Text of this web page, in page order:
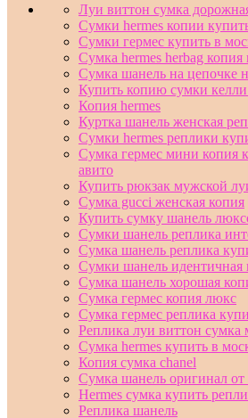
Луи виттон сумка
Сумки hermes копии
Сумки гермес купить в
Сумка hermes herbag копия
Сумка шанель на цепочке
Купить копию сумки келли
Копия hermes
Куртка шанель женская
Сумки hermes реплики
Сумка гермес мини копия
авито
Купить рюкзак мужской
Сумка gucci женская копия
Купить сумку шанель
Сумки шанель реплика
Сумка шанель реплика
Сумки шанель идентичная
Сумка шанель хорошая
Сумка гермес копия люкс
Сумка гермес реплика
Реплика луи виттон сумка
Сумка hermes купить в
Копия сумка chanel
Сумка шанель оригинал от
Hermes сумка купить
Реплика шанель